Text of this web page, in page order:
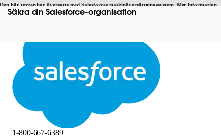
Den här texten har översatts med Salesforces maskinöversättningssystem. Mer information
. Byt till engelska Inte nu
StängStäng
Säkra din Salesforce-organisation
1-800-667-6389